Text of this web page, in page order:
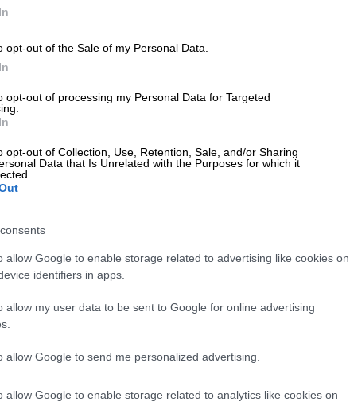
opt-out of the Sale of my Personal Data.
opt-out of processing my Personal Data for Targeted
opt-out of Collection, Use, Retention, Sale, and/or Sharing
Data that Is Unrelated with the Purposes for which it
allow Google to enable storage related to advertising like cookies on
identifiers in apps.
allow my user data to be sent to Google for online advertising
allow Google to send me personalized advertising.
allow Google to enable storage related to analytics like cookies on
που προσπαθεί να αντιμετωπίσει η
τα οικονομικά της αποτελέσματα
βάση των συνδρομητών της
Μπορεί το νούμερο να μην είναι
συνδρομητών, είναι ωστόσο
έχει «πέσει σε τοίχο». Σύμφωνα με τις
ενδέχεται να χάσει άλλους 2
τρίμηνο του έτους.
πλατφόρμα,
συνδρομητές
χρήστες που είχε καταφέρει να
χρονική περίοδο.
εταιρείας διαμορφώθηκαν στα 7,78 δισ.
που ανέμεναν οι αναλυτές, ενώ η
μετοχή, υψηλότερα από τις